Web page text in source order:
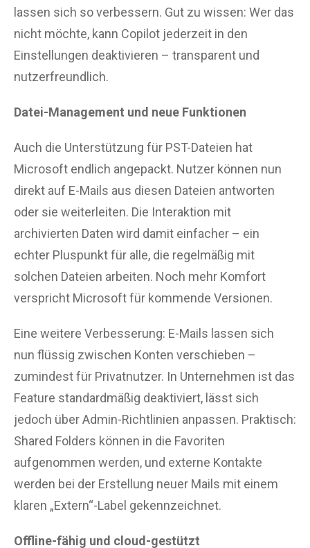
lassen sich so verbessern. Gut zu wissen: Wer das
nicht möchte, kann Copilot jederzeit in den
Einstellungen deaktivieren – transparent und
nutzerfreundlich.
Datei-Management und neue Funktionen
Auch die Unterstützung für PST-Dateien hat
Microsoft endlich angepackt. Nutzer können nun
direkt auf E-Mails aus diesen Dateien antworten
oder sie weiterleiten. Die Interaktion mit
archivierten Daten wird damit einfacher – ein
echter Pluspunkt für alle, die regelmäßig mit
solchen Dateien arbeiten. Noch mehr Komfort
verspricht Microsoft für kommende Versionen.
Eine weitere Verbesserung: E-Mails lassen sich
nun flüssig zwischen Konten verschieben –
zumindest für Privatnutzer. In Unternehmen ist das
Feature standardmäßig deaktiviert, lässt sich
jedoch über Admin-Richtlinien anpassen. Praktisch:
Shared Folders können in die Favoriten
aufgenommen werden, und externe Kontakte
werden bei der Erstellung neuer Mails mit einem
klaren „Extern“-Label gekennzeichnet.
Offline-fähig und cloud-gestützt